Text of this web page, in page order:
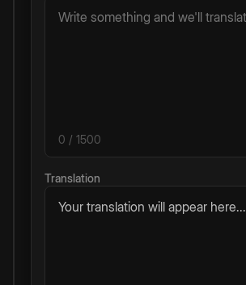
0 / 1500
Translation
Your translation will appear here...